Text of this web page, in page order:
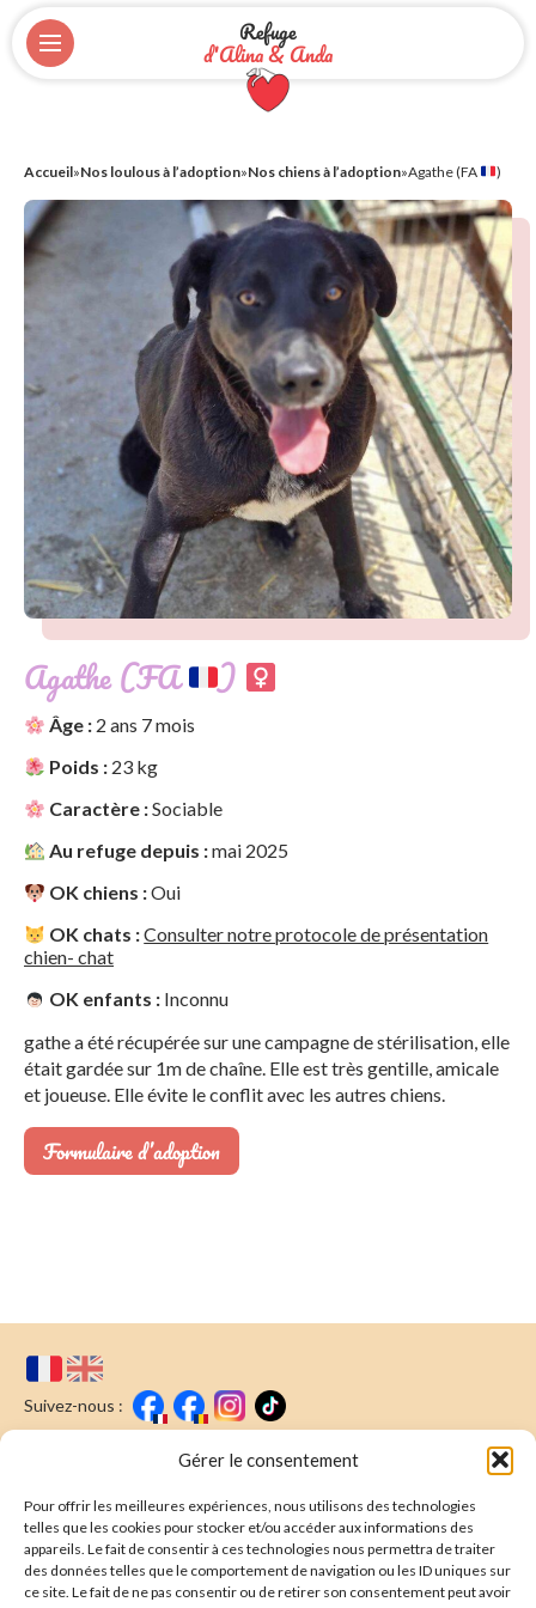
Gérer le consentement
Pour offrir les meilleures expériences, nous utilisons des technologies
telles que les cookies pour stocker et/ou accéder aux informations des
appareils. Le fait de consentir à ces technologies nous permettra de traiter
des données telles que le comportement de navigation ou les ID uniques sur
ce site. Le fait de ne pas consentir ou de retirer son consentement peut avoir
Refuge
d'Alina & Anda
Accueil»Nos loulous à l’adoption»Nos chiens à l’adoption»Agathe (FA )
Agathe (FA )
Âge : 2 ans 7 mois
Poids : 23 kg
Caractère :Sociable
Au refuge depuis :mai 2025
OK chiens :Oui
OK chats :Consulter notre protocole de présentation
chien- chat
OK enfants : Inconnu
gathe a été récupérée sur une campagne de stérilisation, elle
était gardée sur 1m de chaîne. Elle est très gentille, amicale
et joueuse. Elle évite le conflit avec les autres chiens.
Formulaire d’adoption
Suivez-nous :
Nous écrire
Newsletter
E-mail* : Souscrire